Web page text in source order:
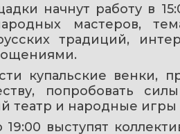
начнут работу в
мастеров,
традиций,
купальские венки,
попробовать
театр и народные игры
выступят